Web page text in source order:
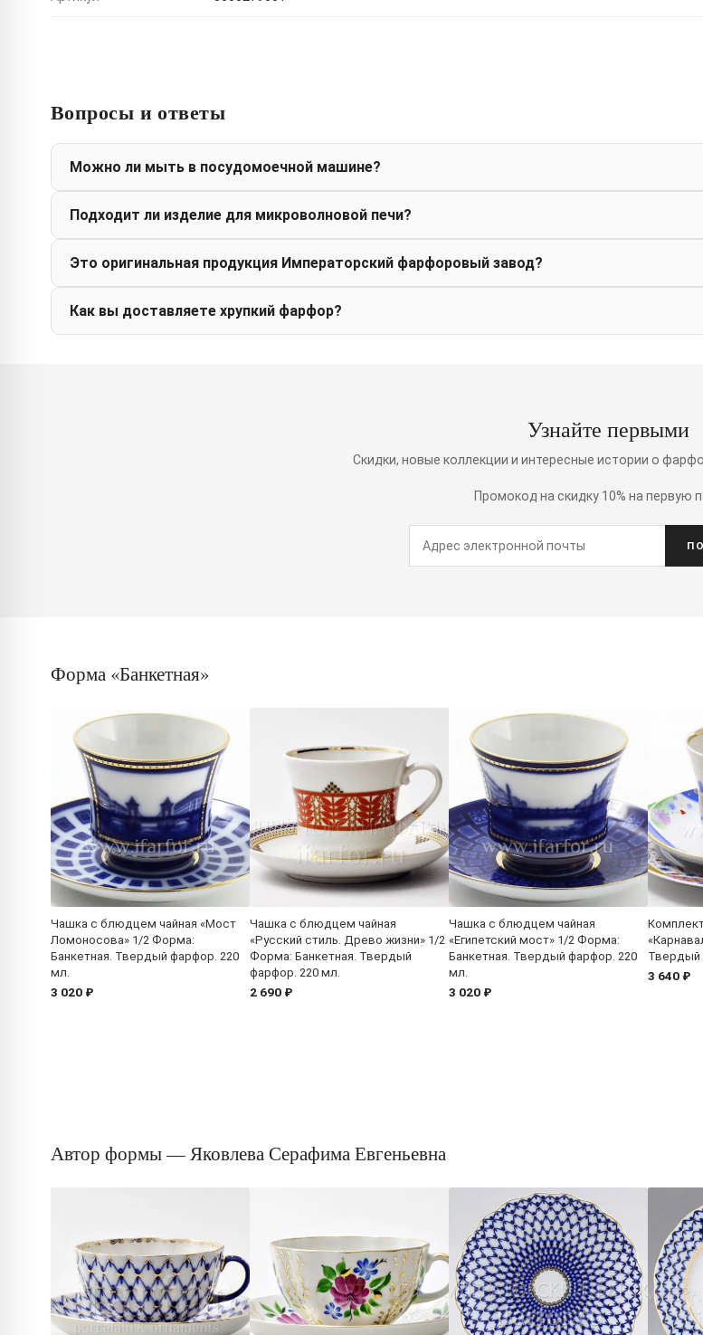
Вопросы и ответы
Можно ли мыть в посудомоечной машине?
Подходит ли изделие для микроволновой печи?
Это оригинальная продукция Императорский фарфоровый завод?
Как вы доставляете хрупкий фарфор?
Узнайте первыми
Скидки, новые коллекции и интересные истории о
Промокод на скидку 10% на первую
Форма «Банкетная»
Чашка с блюдцем чайная «Мост
Ломоносова» 1/2 Форма:
Банкетная. Твердый фарфор. 220
мл.
3 020 ₽
Чашка с блюдцем чайная
«Русский стиль. Древо жизни» 1/2
Форма: Банкетная. Твердый
фарфор. 220 мл.
2 690 ₽
Чашка с блюдцем чайная
«Египетский мост» 1/2 Форма:
Банкетная. Твердый фарфор. 220
мл.
3 020 ₽
Твердый
3 640 ₽
Автор формы — Яковлева Серафима Евгеньевна